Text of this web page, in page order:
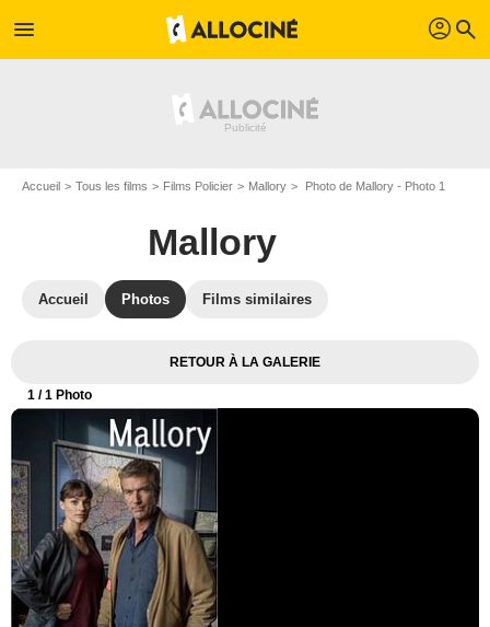
menu profil search
Accueil Tous les films Films Policier Mallory Photo de Mallory - Photo 1
Mallory
Accueil Photos Films similaires
RETOUR À LA GALERIE
1 / 1 Photo